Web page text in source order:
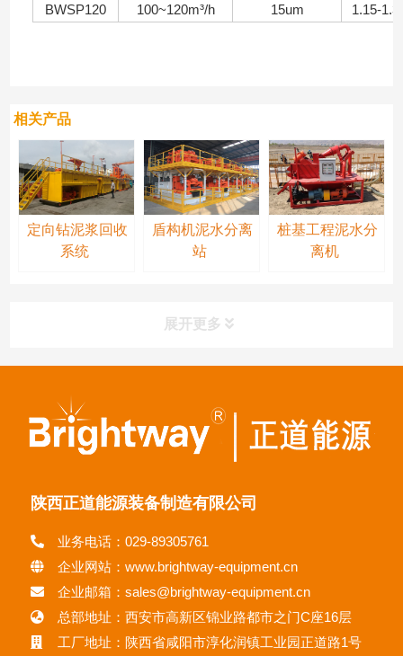
BWSP120
100~120m³/h 15um 1.15-
相关产品
定向钻泥浆回收
系统
盾构机泥水分离
站
桩基工程泥水分
离机
展开更多
陕西正道能源装备制造有限公司
业务电话：029-89305761
企业网站：www.brightway-equipment.cn
企业邮箱：sales@brightway-equipment.cn
总部地址：西安市高新区锦业路都市之门C座16层
工厂地址：陕西省咸阳市淳化润镇工业园正道路1号